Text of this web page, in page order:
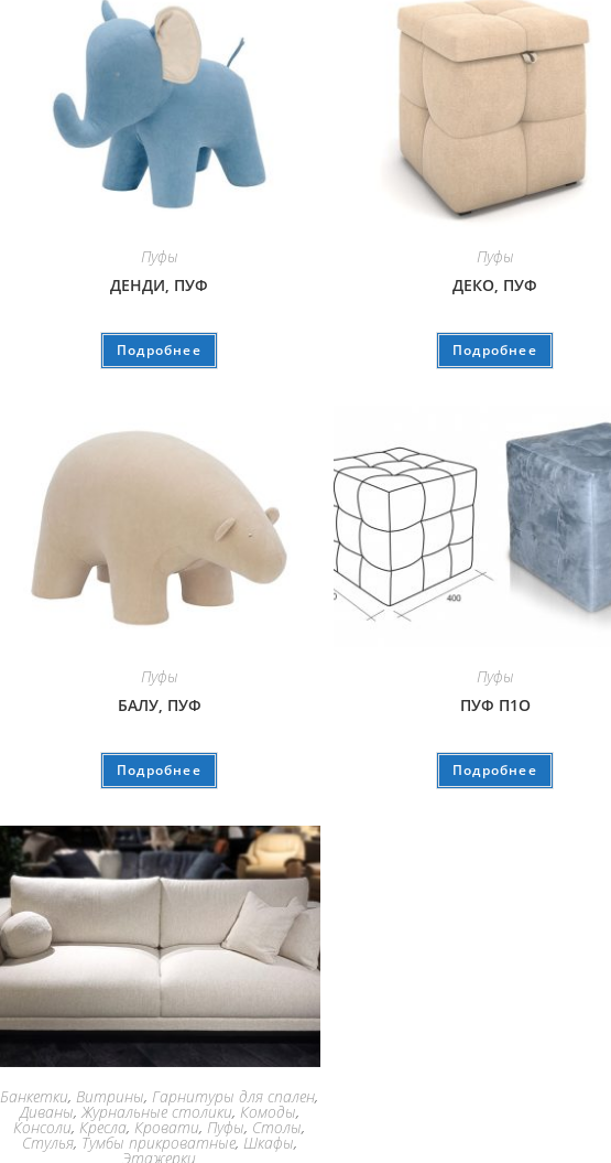
Пуфы
ДЕНДИ, ПУФ
Подробнее
Пуфы
ДЕКО, ПУФ
Подробнее
Пуфы
БАЛУ, ПУФ
Подробнее
Пуфы
ПУФ П1О
Подробнее
Банкетки, Витрины, Гарнитуры для спален,
Диваны, Журнальные столики, Комоды,
Консоли, Кресла, Кровати, Пуфы, Столы,
Стулья, Тумбы прикроватные, Шкафы,
Этажерки